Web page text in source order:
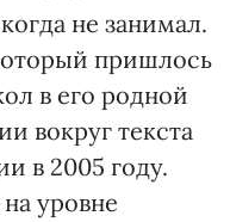
не занимал.
пришлось
в его родной
вокруг текста
в 2005 году.
уровне